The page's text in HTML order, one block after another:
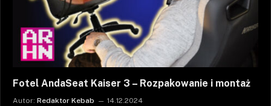
Fotel AndaSeat Kaiser 3 – Rozpakowanie i montaż
Autor: Redaktor Kebab 14.12.2024